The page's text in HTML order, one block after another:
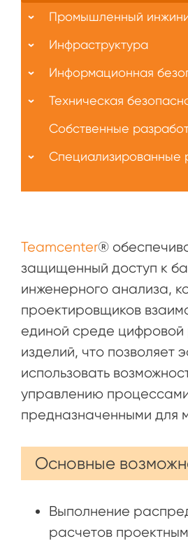
Teamcenter®
защищенный доступ к
инженерного анализа,
проектировщиков
единой среде цифровой
изделий, что позволяет
использовать
управлению
предназначенными для
Основные
Выполнение
расчетов
Промышленный
Инфраструктура
Информационная
Техническая
Собственные
Специализированные